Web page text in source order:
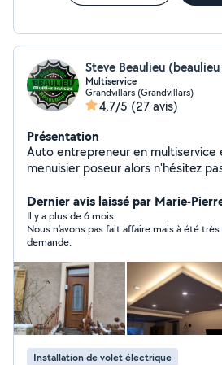
Steve Beaulieu
Multiservice
Grandvillars (Grandvillars)
4,7/5 (27 avis)
Présentation
Auto entrepreneur en multiservice
menuisier poseur alors n'hésitez
Dernier avis laissé par Marie-
Il y a plus de 6 mois
Nous n’avons pas fait affaire mais à été
demande.
Installation de volet électrique